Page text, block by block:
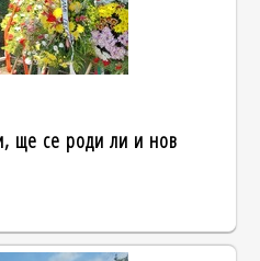
ще се роди ли и нов